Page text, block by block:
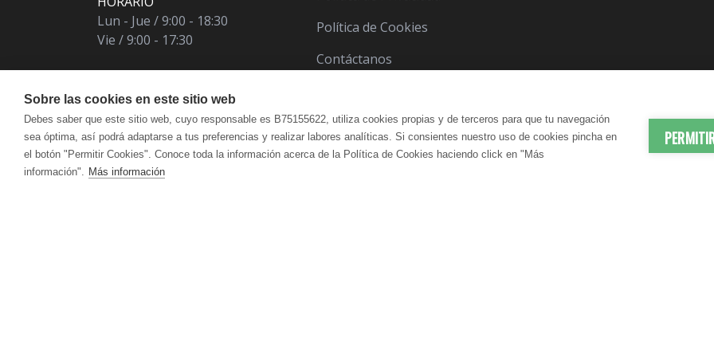
Lun - Jue / 9:00 - 18:30
Vie / 9:00 - 17:30
Política de Cookies
Contáctanos
© 2012-2026 LindaVita - Todos los derechos
Sobre las cookies en este sitio web
Debes saber que este sitio web, cuyo responsable es B75155622, utiliza cookies propias y de terceros para que tu navegación
sea óptima, así podrá adaptarse a tus preferencias y realizar labores analíticas. Si consientes nuestro uso de cookies pincha en
el botón "Permitir Cookies". Conoce toda la información acerca de la Política de Cookies haciendo click en "Más
información". Más información